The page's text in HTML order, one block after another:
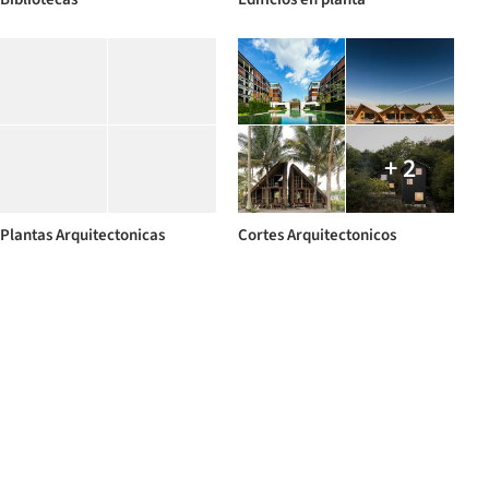
Plantas Arquitectonicas
+ 2
Cortes Arquitectonicos